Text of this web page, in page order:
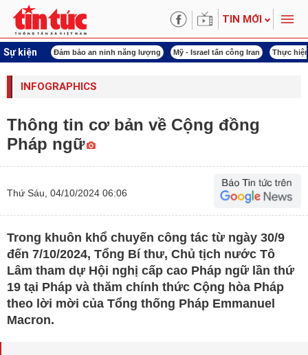
TIN MỚI
Sự kiện
khóa XVI Đảm bảo an ninh năng lượng Mỹ - Israel tấn công Iran Thực
INFOGRAPHICS
Thông tin cơ bản về Cộng đồng
Pháp ngữ
Thứ Sáu, 04/10/2024 06:06
Trong khuôn khổ chuyến công tác từ ngày 30/9
đến 7/10/2024, Tổng Bí thư, Chủ tịch nước Tô
Lâm tham dự Hội nghị cấp cao Pháp ngữ lần thứ
19 tại Pháp và thăm chính thức Cộng hòa Pháp
theo lời mời của Tổng thống Pháp Emmanuel
Macron.